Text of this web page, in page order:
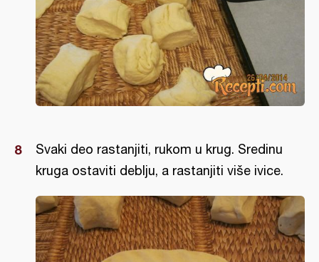
Svaki deo rastanjiti, rukom u krug. Sredinu
kruga ostaviti deblju, a rastanjiti više ivice.